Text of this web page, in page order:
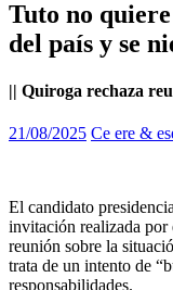
Tuto no
del país y se
|| Quiroga rechaza
21/08/2025 Ce ere &
El candidato
invitación realizada por
reunión sobre la
trata de un intento de
responsabilidades.